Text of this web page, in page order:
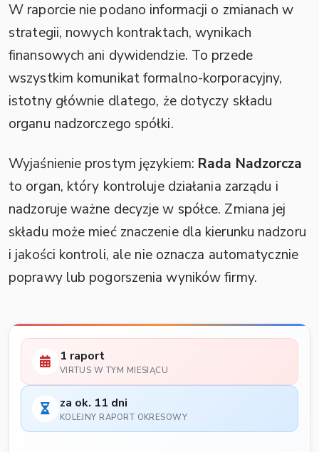
W raporcie nie podano informacji o zmianach w
strategii, nowych kontraktach, wynikach
finansowych ani dywidendzie. To przede
wszystkim komunikat formalno-korporacyjny,
istotny głównie dlatego, że dotyczy składu
organu nadzorczego spółki.
Wyjaśnienie prostym językiem: Rada Nadzorcza
to organ, który kontroluje działania zarządu i
nadzoruje ważne decyzje w spółce. Zmiana jej
składu może mieć znaczenie dla kierunku nadzoru
i jakości kontroli, ale nie oznacza automatycznie
poprawy lub pogorszenia wyników firmy.
1 raport
VIRTUS W TYM MIESIĄCU
za ok. 11 dni
KOLEJNY RAPORT OKRESOWY